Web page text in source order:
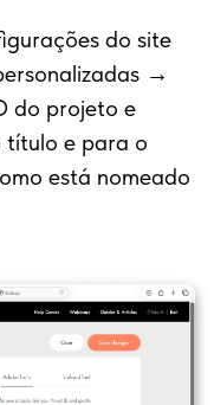
do site
→
do projeto e
título e para o
está nomeado